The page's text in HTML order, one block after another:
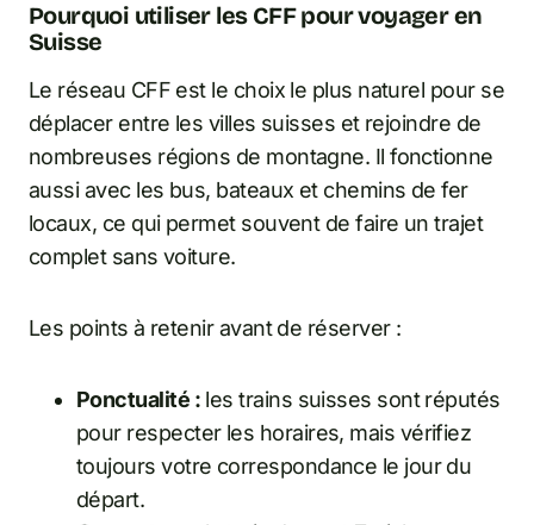
Pourquoi utiliser les CFF pour voyager en
Suisse
Le réseau CFF est le choix le plus naturel pour se
déplacer entre les villes suisses et rejoindre de
nombreuses régions de montagne. Il fonctionne
aussi avec les bus, bateaux et chemins de fer
locaux, ce qui permet souvent de faire un trajet
complet sans voiture.
Les points à retenir avant de réserver :
Ponctualité :les trains suisses sont réputés
pour respecter les horaires, mais vérifiez
toujours votre correspondance le jour du
départ.